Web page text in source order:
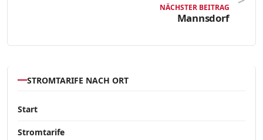
NÄCHSTER BEITRAG
Mannsdorf
STROMTARIFE NACH ORT
Start
Stromtarife